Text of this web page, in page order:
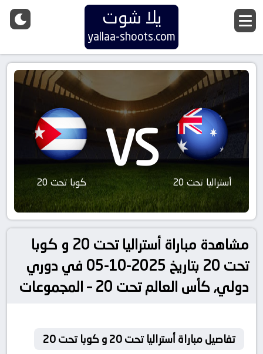
يلا شوت
yallaa-shoots.com
أستراليا تحت 20 VS كوبا تحت 20
مشاهدة مباراة أستراليا تحت 20 و كوبا
تحت 20 بتاريخ 2025-10-05 في دوري
دولي, كأس العالم تحت 20 – المجموعات
تفاصيل مباراة أستراليا تحت 20 و كوبا تحت 20